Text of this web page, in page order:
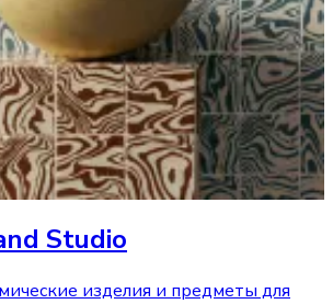
Studio
изделия и предметы для